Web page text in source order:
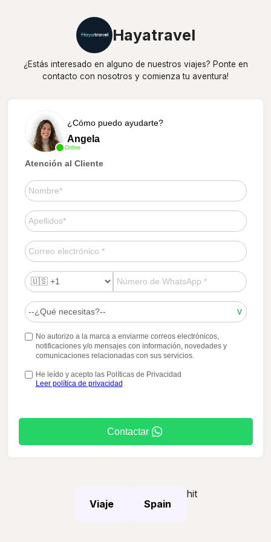
Hayatravel
¿Estás interesado en alguno de nuestros viajes? Ponte en
contacto con nosotros y comienza tu aventura!
Online
¿Cómo puedo ayudarte?
Angela
Atención al Cliente
No autorizo a la marca a enviarme correos electrónicos,
notificaciones y/o mensajes con información, novedades y
comunicaciones relacionadas con sus servicios.
He leído y acepto las Políticas de Privacidad
Leer política de privacidad
Contactar
Viaje Spain
hit